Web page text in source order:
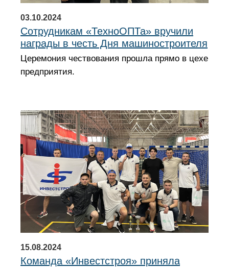
03.10.2024
Сотрудникам «ТехноОПТа» вручили
награды в честь Дня машиностроителя
Церемония чествования прошла прямо в цехе
предприятия.
15.08.2024
Команда «Инвестстроя» приняла